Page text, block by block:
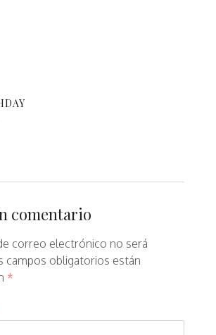
comentario
correo electrónico no será
campos obligatorios están
*